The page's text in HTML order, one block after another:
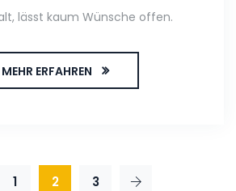
lässt kaum Wünsche offen.
MEHR ERFAHREN
1 2 3